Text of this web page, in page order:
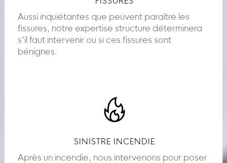
Aussi inquiétantes que peuvent paraître les
fissures, notre expertise structure déterminera
s’il faut intervenir ou si ces fissures sont
bénignes.
SINISTRE INCENDIE
Après un incendie, nous intervenons pour poser